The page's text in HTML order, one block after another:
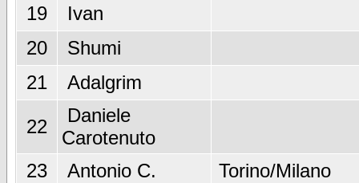
19
Ivan
20
Shumi
21
Adalgrim
22
Daniele
Carotenuto
23
Antonio C. Torino/Milano